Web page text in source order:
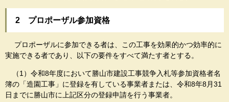
2 プロポーザル参加資格
プロポーザルに参加できる者は、この工事を効果的かつ効率的に
実施できる者であり、以下の要件をすべて満たす者とする。
（1）令和8年度において勝山市建設工事競争入札等参加資格者名
簿の「造園工事」に登録を有している事業者または、令和8年8月31
日までに勝山市に上記区分の登録申請を行う事業者。